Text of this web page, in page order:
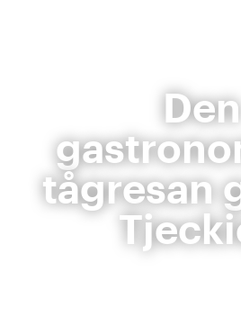
Den
tågresan